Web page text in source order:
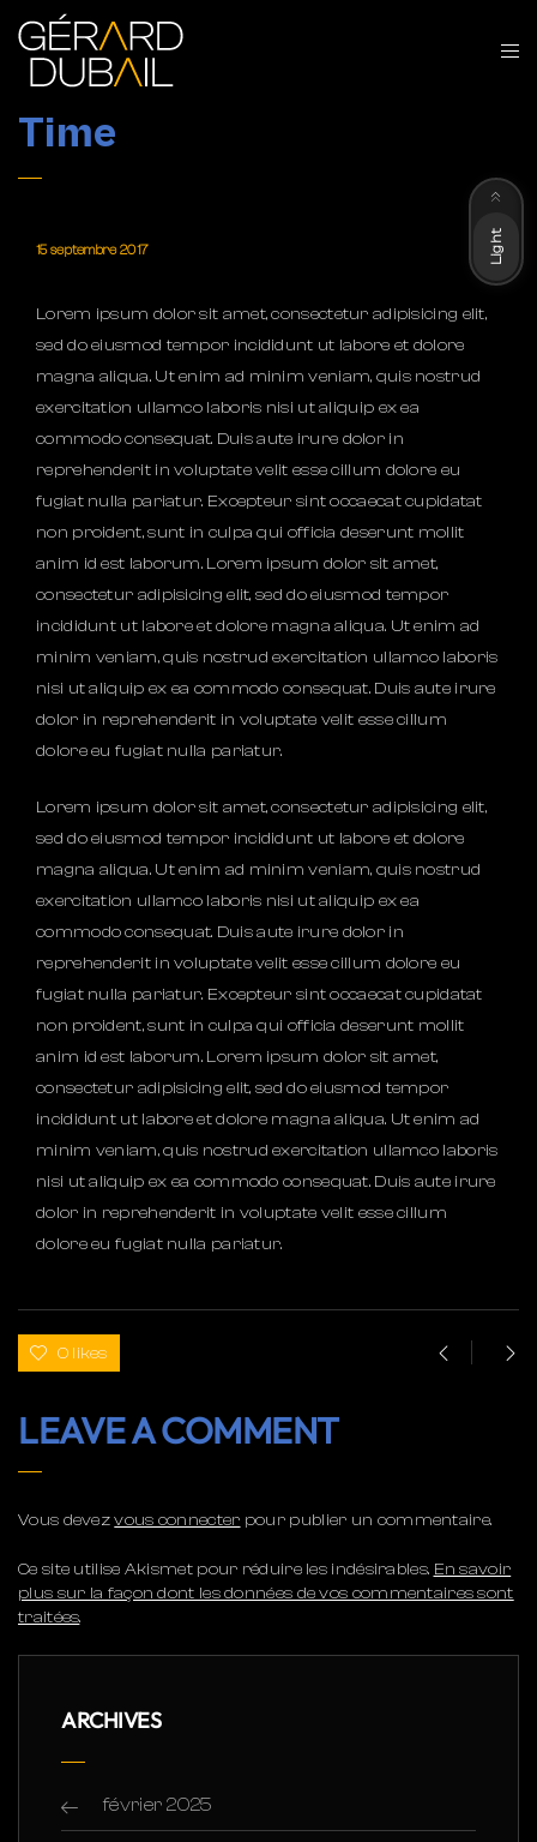
Time
15 septembre 2017
Lorem ipsum dolor sit amet, consectetur adipisicing elit,
sed do eiusmod tempor incididunt ut labore et dolore
magna aliqua. Ut enim ad minim veniam, quis nostrud
exercitation ullamco laboris nisi ut aliquip ex ea
commodo consequat. Duis aute irure dolor in
reprehenderit in voluptate velit esse cillum dolore eu
fugiat nulla pariatur. Excepteur sint occaecat cupidatat
non proident, sunt in culpa qui officia deserunt mollit
anim id est laborum. Lorem ipsum dolor sit amet,
consectetur adipisicing elit, sed do eiusmod tempor
incididunt ut labore et dolore magna aliqua. Ut enim ad
minim veniam, quis nostrud exercitation ullamco laboris
nisi ut aliquip ex ea commodo consequat. Duis aute irure
dolor in reprehenderit in voluptate velit esse cillum
dolore eu fugiat nulla pariatur.
Lorem ipsum dolor sit amet, consectetur adipisicing elit,
sed do eiusmod tempor incididunt ut labore et dolore
magna aliqua. Ut enim ad minim veniam, quis nostrud
exercitation ullamco laboris nisi ut aliquip ex ea
commodo consequat. Duis aute irure dolor in
reprehenderit in voluptate velit esse cillum dolore eu
fugiat nulla pariatur. Excepteur sint occaecat cupidatat
non proident, sunt in culpa qui officia deserunt mollit
anim id est laborum. Lorem ipsum dolor sit amet,
consectetur adipisicing elit, sed do eiusmod tempor
incididunt ut labore et dolore magna aliqua. Ut enim ad
minim veniam, quis nostrud exercitation ullamco laboris
nisi ut aliquip ex ea commodo consequat. Duis aute irure
dolor in reprehenderit in voluptate velit esse cillum
dolore eu fugiat nulla pariatur.
0 likes
LEAVE A COMMENT
Vous devezvous connecter pour publier un commentaire.
Ce site utilise Akismet pour réduire les indésirables. En savoir
plus sur la façon dont les données de vos commentaires sont
traitées.
ARCHIVES
février 2025
Light
Dark